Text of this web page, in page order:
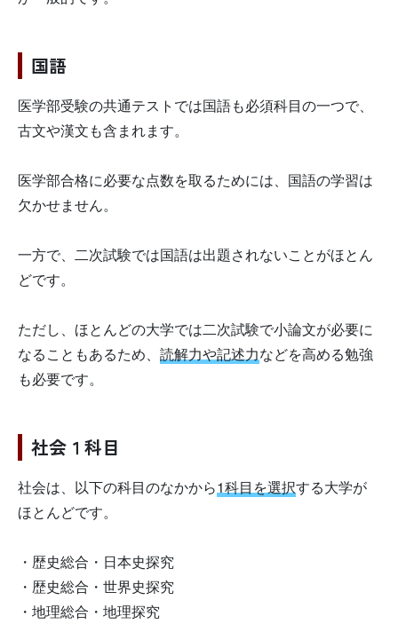
国語
医学部受験の共通テストでは国語も必須科目の一つで、
古文や漢文も含まれます。
医学部合格に必要な点数を取るためには、国語の学習は
欠かせません。
一方で、二次試験では国語は出題されないことがほとん
どです。
ただし、ほとんどの大学では二次試験で小論文が必要に
なることもあるため、 読解力や記述力などを高める勉強
も必要です。
社会１科目
社会は、以下の科目のなかから1科目を選択する大学が
ほとんどです。
・歴史総合・日本史探究
・歴史総合・世界史探究
・地理総合・地理探究